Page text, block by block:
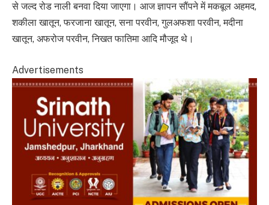
से जल्द रोड नाली बनवा दिया जाएगा। आज ज्ञापन सौंपने में मकबूल अहमद,
शकीला खातून, फरजाना खातून, सना परवीन, गुलअफशा परवीन, मदीना
खातून, अफरोज परवीन, निखत फातिमा आदि मौजूद थे।
Advertisements